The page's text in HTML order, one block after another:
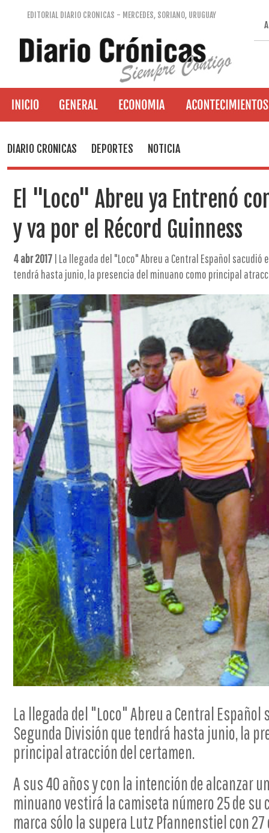
EDITORIAL DIARIO CRONICAS - MERCEDES, SORIANO, URUGUAY
DIARIO CRONICAS DEPORTES NOTICIA
El "Loco" Abreu ya Entrenó
y va por el Récord Guinness
4 abr 2017 | La llegada del "Loco" Abreu a Central Español
tendrá hasta junio, la presencia del minuano como principal
La llegada del "Loco" Abreu a Central Español
Segunda División que tendrá hasta junio, la
principal atracción del certamen.
A sus 40 años y con la intención de alcanzar
minuano vestirá la camiseta número 25 de su
marca sólo la supera Lutz Pfannenstiel con